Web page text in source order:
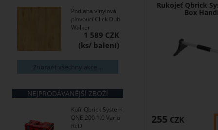
Rukojeť Qbrick
Box
255 CZK
Podlaha vinylová
plovoucí Click Dub
Walker
1 589 CZK
Zobrazit všechny akce ...
NEJPRODÁVANĚJŠÍ ZBOŽÍ
Kufr Qbrick System
ONE 200 1.0 Vario
RED